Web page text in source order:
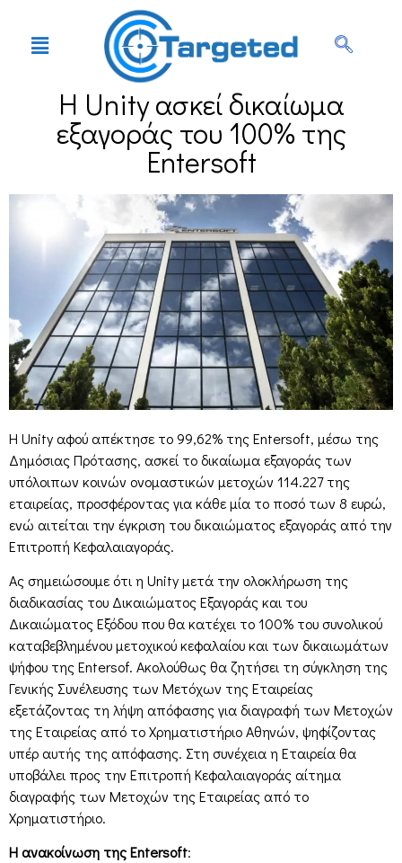
Η Unity ασκεί δικαίωμα
εξαγοράς του 100% της
Entersoft
Η Unity αφού απέκτησε το 99,62% της Entersoft, μέσω της
Δημόσιας Πρότασης, ασκεί το δικαίωμα εξαγοράς των
υπόλοιπων κοινών ονομαστικών μετοχών 114.227 της
εταιρείας, προσφέροντας για κάθε μία το ποσό των 8 ευρώ,
ενώ αιτείται την έγκριση του δικαιώματος εξαγοράς από την
Επιτροπή Κεφαλαιαγοράς.
Ας σημειώσουμε ότι η Unity μετά την ολοκλήρωση της
διαδικασίας του Δικαιώματος Εξαγοράς και του
Δικαιώματος Εξόδου που θα κατέχει το 100% του συνολικού
καταβεβλημένου μετοχικού κεφαλαίου και των δικαιωμάτων
ψήφου της Εntersof. Ακολούθως θα ζητήσει τη σύγκληση της
Γενικής Συνέλευσης των Μετόχων της Εταιρείας
εξετάζοντας τη λήψη απόφασης για διαγραφή των Μετοχών
της Εταιρείας από το Χρηματιστήριο Αθηνών, ψηφίζοντας
υπέρ αυτής της απόφασης. Στη συνέχεια η Εταιρεία θα
υποβάλει προς την Επιτροπή Κεφαλαιαγοράς αίτημα
διαγραφής των Μετοχών της Εταιρείας από το
Χρηματιστήριο.
Η ανακοίνωση της Entersoft: